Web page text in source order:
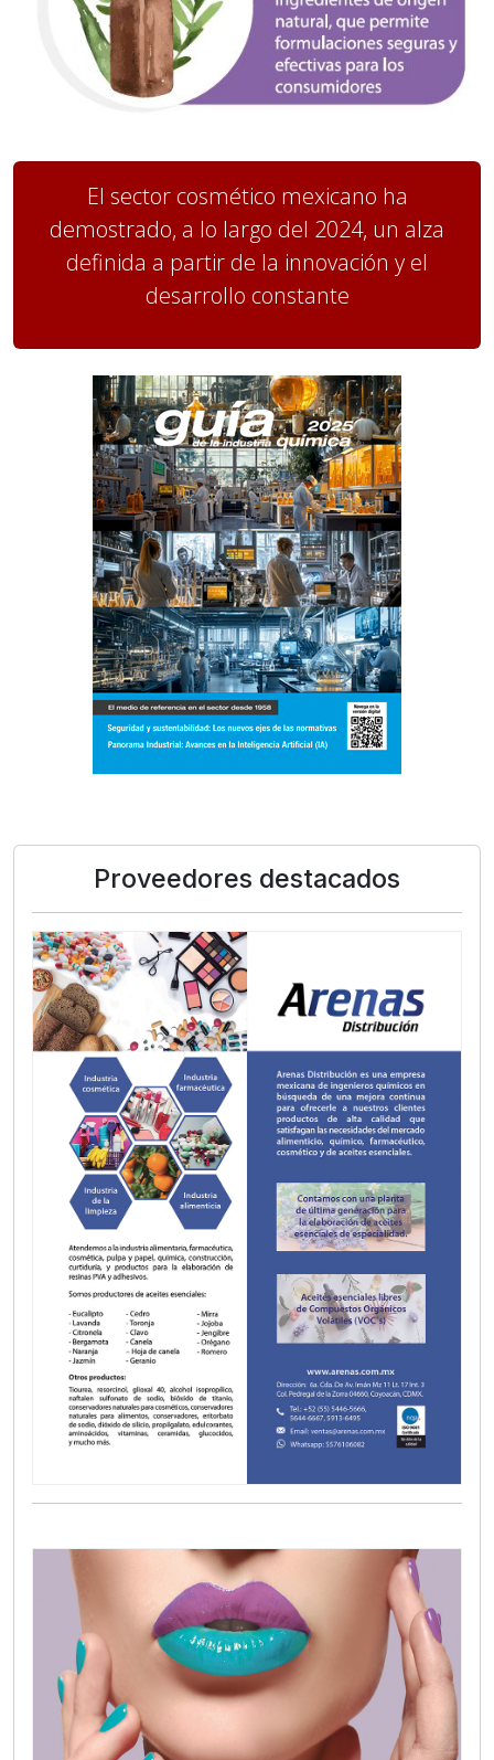
El sector cosmético mexicano ha
demostrado, a lo largo del 2024, un alza
definida a partir de la innovación y el
desarrollo constante
Proveedores destacados